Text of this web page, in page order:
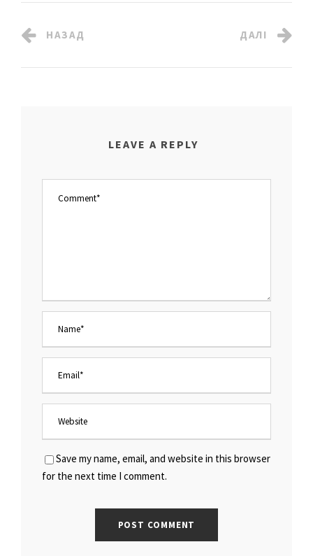
НАЗАД ДАЛІ
LEAVE A REPLY
Save my name, email, and website in this browser
for the next time I comment.